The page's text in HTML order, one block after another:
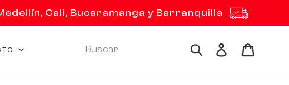
Cali, Bucaramanga y Barranquilla
BuscarIngresar